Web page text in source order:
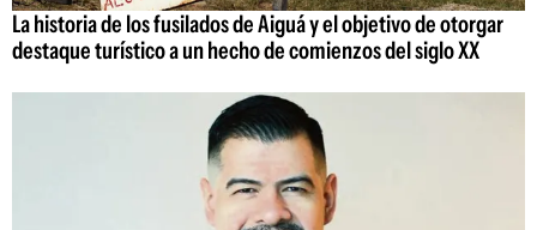
La historia de los fusilados de Aiguá y el objetivo de otorgar
destaque turístico a un hecho de comienzos del siglo XX